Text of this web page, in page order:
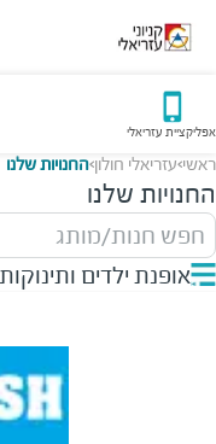
אפליקציית עזריאלי
ראשי>עזריאלי חולון>החנויות שלנו
החנויות שלנו
חפש חנות/מותג
אופנת ילדים ותינוקות